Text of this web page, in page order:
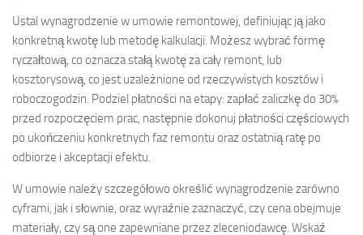
Ustal wynagrodzenie w umowie remontowej, definiując ją jako
konkretną kwotę lub metodę kalkulacji. Możesz wybrać formę
ryczałtową, co oznacza stałą kwotę za cały remont, lub
kosztorysową, co jest uzależnione od rzeczywistych kosztów i
roboczogodzin. Podziel płatności na etapy: zapłać zaliczkę do 30%
przed rozpoczęciem prac, następnie dokonuj płatności częściowych
po ukończeniu konkretnych faz remontu oraz ostatnią ratę po
odbiorze i akceptacji efektu.
W umowie należy szczegółowo określić wynagrodzenie zarówno
cyframi, jak i słownie, oraz wyraźnie zaznaczyć, czy cena obejmuje
materiały, czy są one zapewniane przez zleceniodawcę. Wskaź